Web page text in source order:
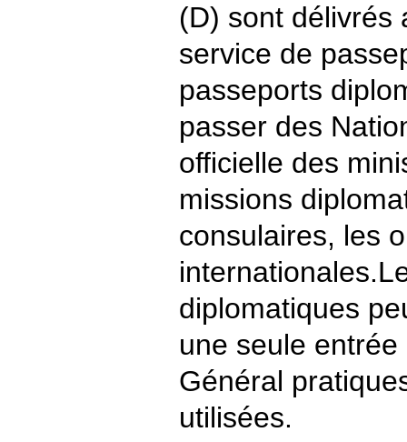
(D) sont délivrés
service de
passeports
passer des
officielle des
missions
consulaires, les
diplomatiques
une seule
Général
utilisées.